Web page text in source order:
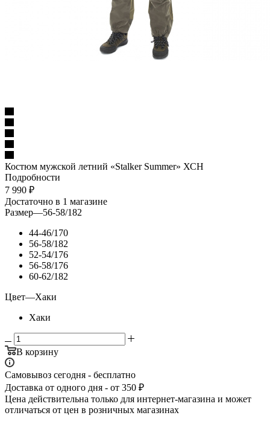
Костюм мужской летний «Stalker Summer» ХСН
Подробности
7 990 ₽
Достаточно в 1 магазине
Размер—56-58/182
44-46/170
56-58/182
52-54/176
56-58/176
60-62/182
Цвет—Хаки
Хаки
В корзину
Самовывоз сегодня - бесплатно
Доставка от одного дня - от 350 ₽
Цена действительна только для интернет-магазина и может
отличаться от цен в розничных магазинах